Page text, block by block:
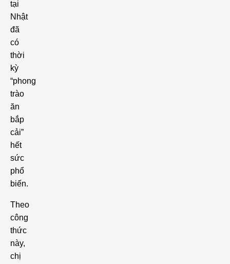
tại
Nhật
đã
có
thời
kỳ
“phong
trào
ăn
bắp
cải”
hết
sức
phổ
biến.
Theo
công
thức
này,
chị